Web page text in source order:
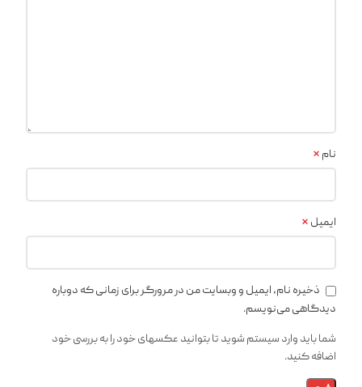
نام *
ایمیل *
ذخیره نام، ایمیل و وبسایت من در مرورگر برای زمانی که دوباره
دیدگاهی می‌نویسم.
شما باید وارد سیستم شوید تا بتوانید عکسهای خود را به بررسی خود
اضافه کنید.